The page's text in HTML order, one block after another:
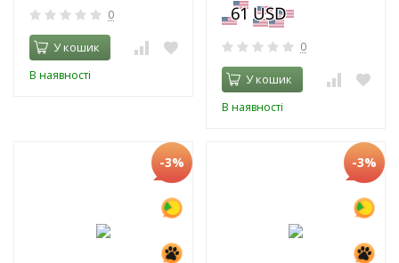
0
У кошик
В наявності
0
У кошик
В наявності
-3% -3%